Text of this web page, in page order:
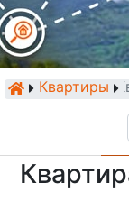
Квартиры